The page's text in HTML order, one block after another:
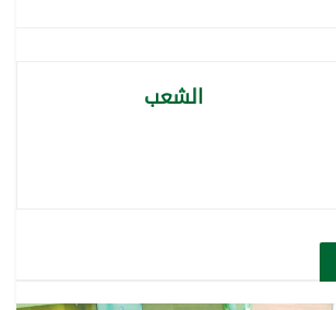
الشعب